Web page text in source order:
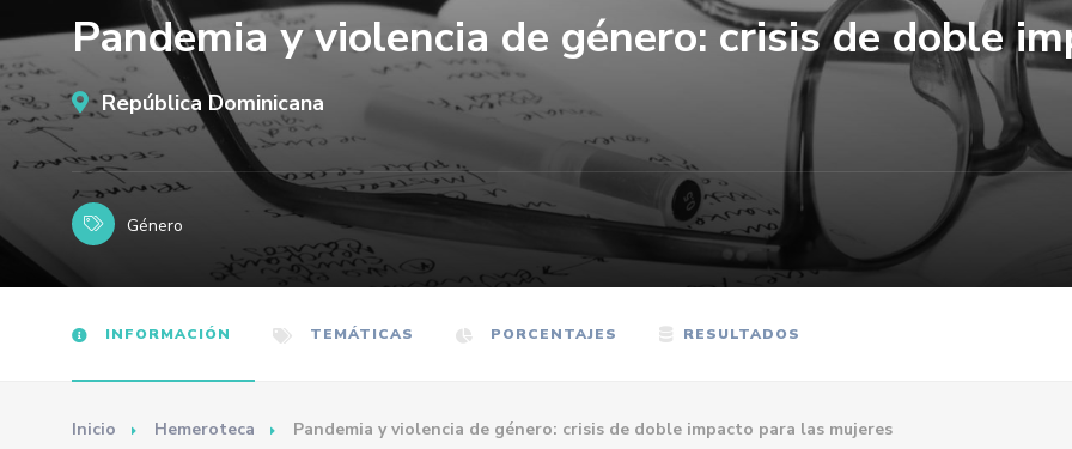
Pandemia y violencia de género: crisis de doble
República Dominicana
Género
INFORMACIÓN TEMÁTICAS PORCENTAJES RESULTADOS
Inicio Hemeroteca Pandemia y violencia de género: crisis de doble impacto para las mujeres